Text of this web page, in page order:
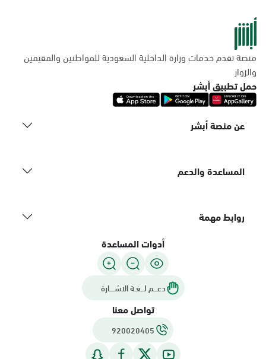
منصة تقدم خدمات وزارة الداخلية السعودية للمواطنين والمقيمين
والزوار
حمل تطبيق أبشر
عن منصة أبشر
المساعدة والدعم
روابط مهمة
أدوات المساعدة
دعـــم لـــغـة الاشــــارة
تواصل معنا
920020405